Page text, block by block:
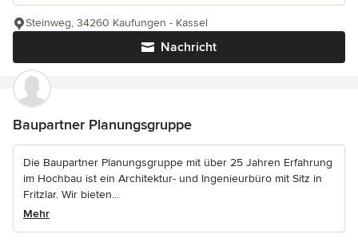
Nachricht
Steinweg, 34260 Kaufungen - Kassel
Baupartner Planungsgruppe
Die Baupartner Planungsgruppe mit über 25 Jahren Erfahrung
im Hochbau ist ein Architektur- und Ingenieurbüro mit Sitz in
Fritzlar. Wir bieten...
Mehr